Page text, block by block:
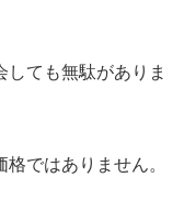
ても無駄がありま
ではありません。